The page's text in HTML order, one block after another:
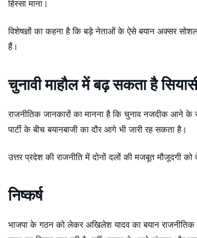
हिस्सा माना।
विशेषज्ञों का कहना है कि बड़े नेताओं के ऐसे बयान अक्सर सोशल
हैं।
चुनावी माहौल में बढ़ सकता है
राजनीतिक जानकारों का मानना है कि चुनाव नजदीक आने
पार्टी के बीच बयानबाजी का दौर आगे भी जारी रह सकता है।
उत्तर प्रदेश की राजनीति में दोनों दलों की मजबूत मौजूदगी
निष्कर्ष
भाजपा के गठन को लेकर अखिलेश यादव का बयान राजनीतिक